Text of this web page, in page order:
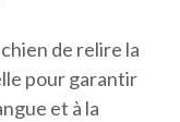
de relire la
pour garantir
et à la